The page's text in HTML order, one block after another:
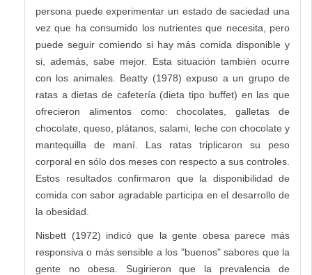
persona puede experimentar un estado de saciedad una
vez que ha consumido los nutrientes que necesita, pero
puede seguir comiendo si hay más comida disponible y
si, además, sabe mejor. Esta situación también ocurre
con los animales. Beatty (1978) expuso a un grupo de
ratas a dietas de cafetería (dieta tipo buffet) en las que
ofrecieron alimentos como: chocolates, galletas de
chocolate, queso, plátanos, salami, leche con chocolate y
mantequilla de maní. Las ratas triplicaron su peso
corporal en sólo dos meses con respecto a sus controles.
Estos resultados confirmaron que la disponibilidad de
comida con sabor agradable participa en el desarrollo de
la obesidad.
Nisbett (1972) indicó que la gente obesa parece más
responsiva o más sensible a los "buenos" sabores que la
gente no obesa. Sugirieron que la prevalencia de